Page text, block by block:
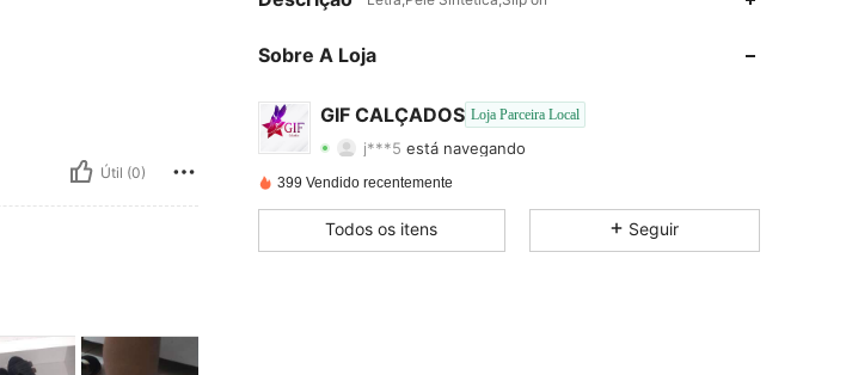
Útil (0)
Sobre A Loja
GIF CALÇADOS Loja Parceira Local
4,78
4,78 342 100
j***5 está navegando
4,78
399 Vendido recentemente
Todos os itens Seguir